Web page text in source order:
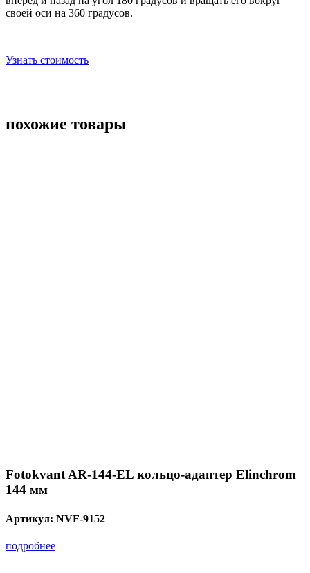
своей оси на 360 градусов.
Узнать стоимость
похожие товары
Fotokvant AR-144-EL кольцо-адаптер Elinchrom
144 мм
Артикул: NVF-9152
подробнее